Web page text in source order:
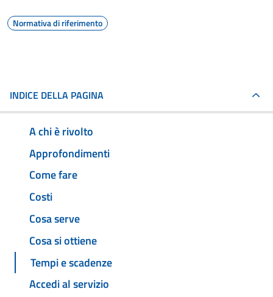
Normativa di riferimento
INDICE DELLA PAGINA
A chi è rivolto
Approfondimenti
Come fare
Costi
Cosa serve
Cosa si ottiene
Tempi e scadenze
Accedi al servizio